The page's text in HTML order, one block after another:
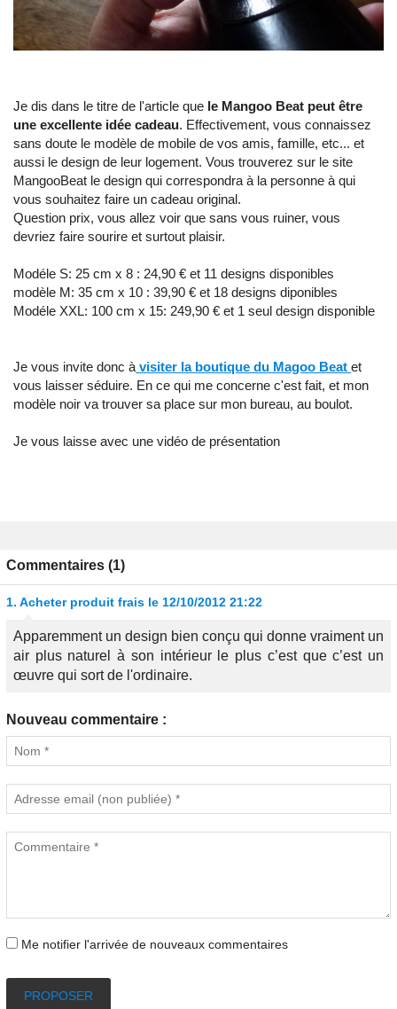
Je dis dans le titre de l'article que le Mangoo Beat peut être
une excellente idée cadeau. Effectivement, vous connaissez
sans doute le modèle de mobile de vos amis, famille, etc... et
aussi le design de leur logement. Vous trouverez sur le site
MangooBeat le design qui correspondra à la personne à qui
vous souhaitez faire un cadeau original.
Question prix, vous allez voir que sans vous ruiner, vous
devriez faire sourire et surtout plaisir.
Modéle S: 25 cm x 8 : 24,90 € et 11 designs disponibles
modèle M: 35 cm x 10 : 39,90 € et 18 designs diponibles
Modéle XXL: 100 cm x 15: 249,90 € et 1 seul design disponible
Je vous invite donc à visiter la boutique du Magoo Beat et
vous laisser séduire. En ce qui me concerne c'est fait, et mon
modèle noir va trouver sa place sur mon bureau, au boulot.
Je vous laisse avec une vidéo de présentation
Commentaires (1)
1. Acheter produit frais le 12/10/2012 21:22
Apparemment un design bien conçu qui donne vraiment un
air plus naturel à son intérieur le plus c’est que c’est un
œuvre qui sort de l'ordinaire.
Nouveau commentaire :
Me notifier l'arrivée de nouveaux commentaires
PROPOSER